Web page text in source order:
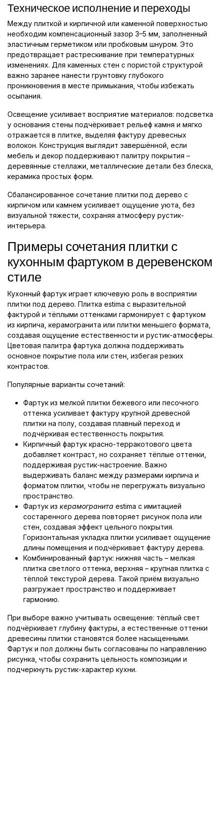
Техническое исполнение и переходы
Между плиткой и кирпичной или каменной поверхностью
необходим компенсационный зазор 3–5 мм, заполненный
эластичным герметиком или пробковым шнуром. Это
предотвращает растрескивание при температурных
изменениях. Для каменных стен с пористой структурой
важно заранее нанести грунтовку глубокого
проникновения в месте примыкания, чтобы избежать
осыпания.
Освещение усиливает восприятие материалов: подсветка
у основания стены подчёркивает рельеф камня и мягко
отражается в плитке, выделяя фактуру древесных
волокон. Конструкция выглядит завершённой, если
мебель и декор поддерживают палитру покрытия –
деревянные стеллажи, металлические детали без блеска,
керамика простых форм.
Сбалансированное сочетание плитки под дерево с
кирпичом или камнем усиливает ощущение уюта, без
визуальной тяжести, сохраняя атмосферу рустик-
интерьера.
Примеры сочетания плитки с
кухонным фартуком в деревенском
стиле
Кухонный фартук играет ключевую роль в восприятии
плитки под дерево. Плитка estimа с выразительной
фактурой и тёплыми оттенками гармонирует с фартуком
из кирпича, керамогранита или плитки меньшего формата,
создавая ощущение естественности и рустик-атмосферы.
Цветовая палитра фартука должна поддерживать
основное покрытие пола или стен, избегая резких
контрастов.
Популярные варианты сочетаний:
Фартук из мелкой плитки бежевого или песочного
оттенка усиливает фактуру крупной древесной
плитки на полу, создавая плавный переход и
подчёркивая естественность покрытия.
Кирпичный фартук красно-терракотового цвета
добавляет контраст, но сохраняет тёплые оттенки,
поддерживая рустик-настроение. Важно
выдерживать баланс между размерами кирпича и
форматом плитки, чтобы не перегружать визуально
пространство.
Фартук из керамогранита estimа с имитацией
состаренного дерева повторяет рисунок пола или
стен, создавая эффект цельного покрытия.
Горизонтальная укладка плитки усиливает ощущение
длины помещения и подчёркивает фактуру дерева.
Комбинированный фартук: нижняя часть – мелкая
плитка светлого оттенка, верхняя – крупная плитка с
тёплой текстурой дерева. Такой приём визуально
разгружает пространство и поддерживает
гармонию.
При выборе важно учитывать освещение: тёплый свет
подчёркивает глубину фактуры, а естественные оттенки
древесины плитки становятся более насыщенными.
Фартук и пол должны быть согласованы по направлению
рисунка, чтобы сохранить цельность композиции и
подчеркнуть рустик-характер кухни.